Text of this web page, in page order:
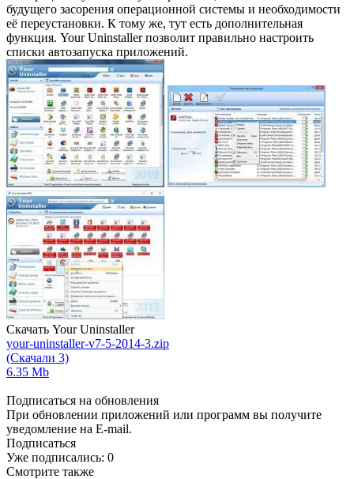
будущего засорения операционной системы и необходимости
её переустановки. К тому же, тут есть дополнительная
функция. Your Uninstaller позволит правильно настроить
списки автозапуска приложений.
Скачать Your Uninstaller
your-uninstaller-v7-5-2014-3.zip
(Скачали 3)
6.35 Mb
Подписаться на обновления
При обновлении приложений или программ вы получите
уведомление на E-mail.
Подписаться
Уже подписались: 0
Смотрите также